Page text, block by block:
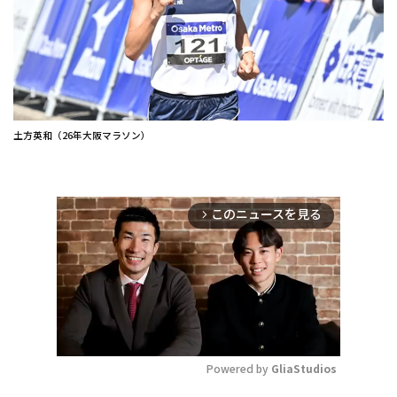
土方英和（26年大阪マラソン）
arrow_forward_ios このニュースを見る
Powered by GliaStudios